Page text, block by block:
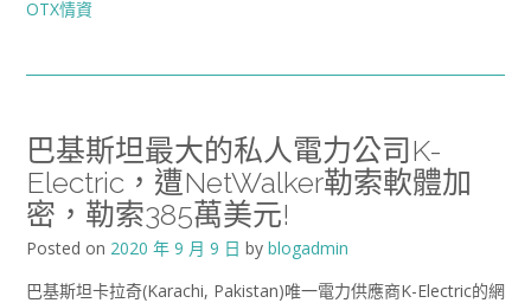
OTX情資
巴基斯坦最大的私人電力公司K-
Electric，遭NetWalker勒索軟體加
密，勒索385萬美元!
Posted on 2020 年 9 月 9 日 by blogadmin
巴基斯坦卡拉奇(Karachi, Pakistan)唯一電力供應商K-Electric的網